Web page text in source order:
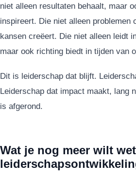
niet alleen resultaten behaalt, maar
inspireert. Die niet alleen problemen
kansen creëert. Die niet alleen leidt
maar ook richting biedt in tijden van
Dit is leiderschap dat blijft.
Leiderschap dat impact maakt, lang
is afgerond.
Wat je nog meer wilt